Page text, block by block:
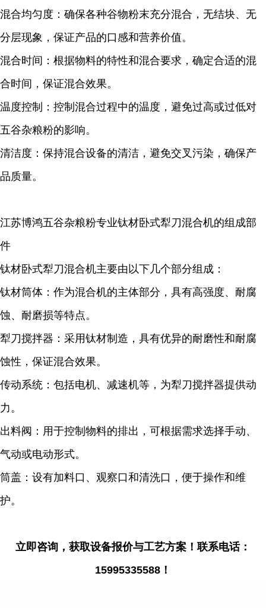
混合均匀度：确保各种谷物粉末充分混合，无结块、无
分层现象，保证产品的口感和营养价值。
混合时间：根据物料的特性和混合要求，确定合适的混
合时间，保证混合效果。
温度控制：控制混合过程中的温度，避免过高或过低对
五谷杂粮粉的影响。
清洁度：保持混合设备的清洁，避免交叉污染，确保产
品质量。
江苏博鸿五谷杂粮粉专业钛材卧式犁刀混合机的组成部
件
钛材卧式犁刀混合机主要由以下几个部分组成：
钛材筒体：作为混合机的主体部分，具有高强度、耐腐
蚀、耐磨损等特点。
犁刀搅拌器：采用钛材制造，具有优异的耐磨性和耐腐
蚀性，保证混合效果。
传动系统：包括电机、减速机等，为犁刀搅拌器提供动
力。
出料阀：用于控制物料的排出，可根据需求选择手动、
气动或电动形式。
筒盖：设有加料口、观察口和清洗口，便于操作和维
护。
立即咨询，获取设备报价与工艺方案！联系电话：
15995335588！